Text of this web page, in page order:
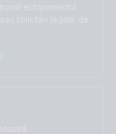
echipamentul
solicitări legate de